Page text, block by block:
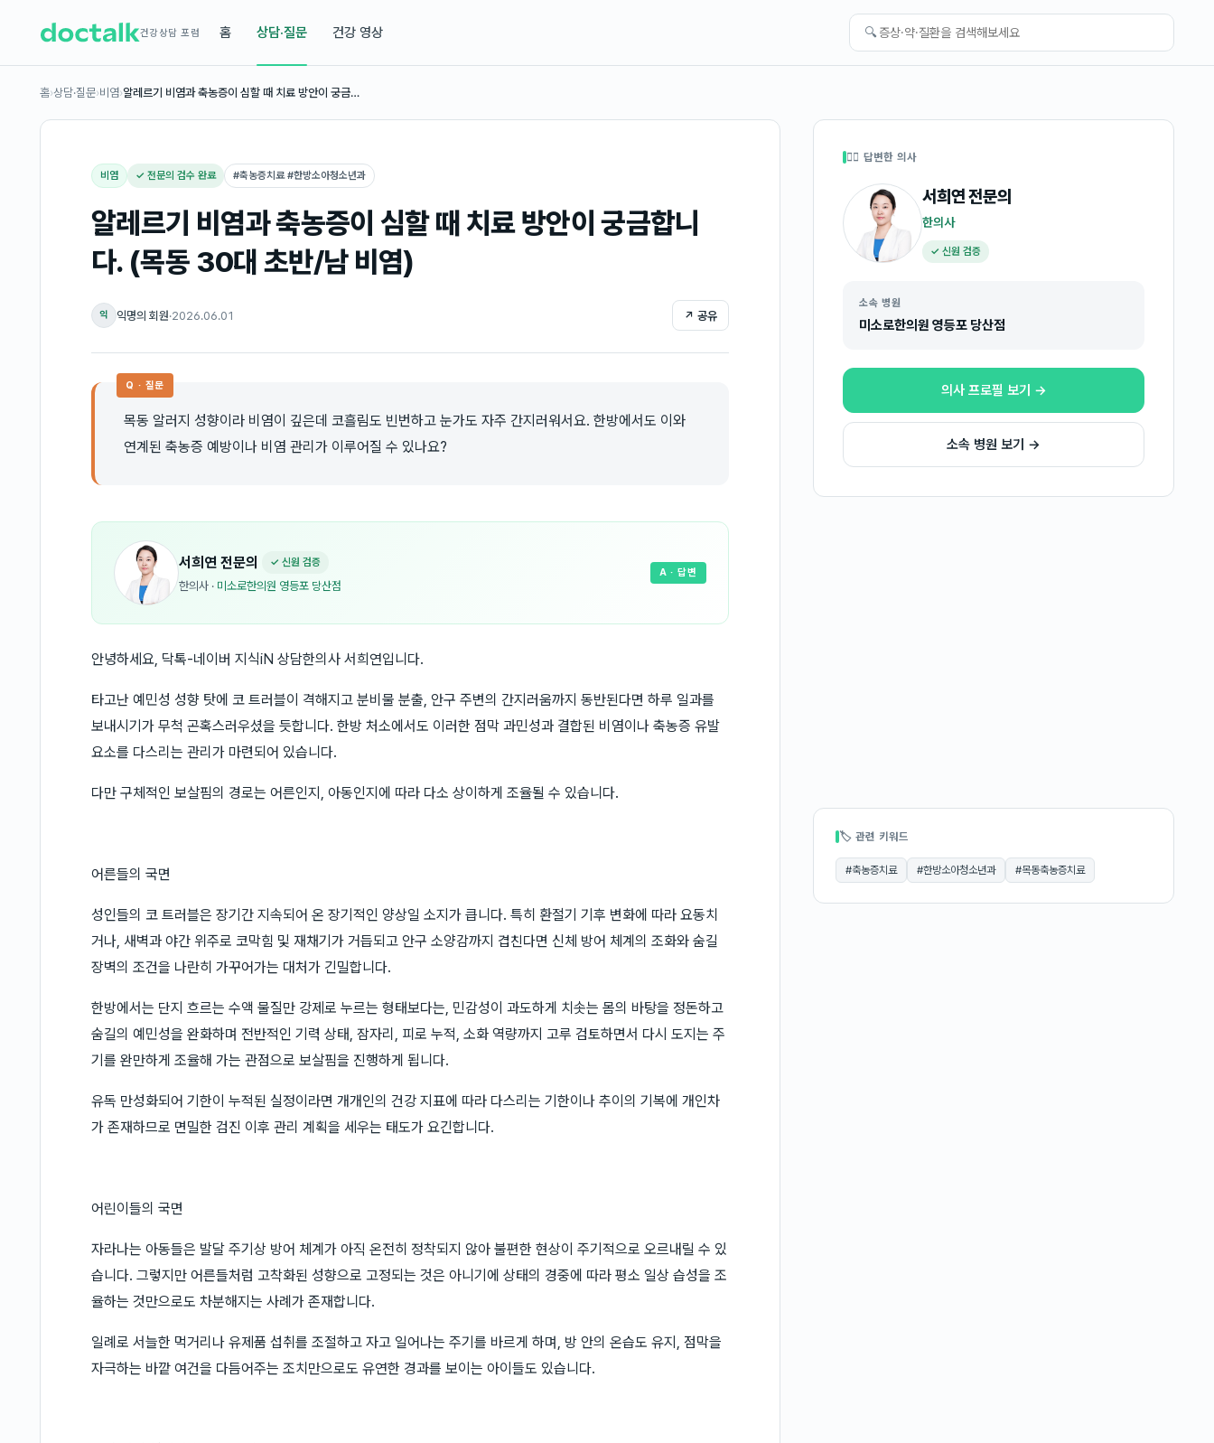
건강상담 포럼 홈 상담·질문 건강 영상 🔍
홈›상담·질문›비염›알레르기 비염과 축농증이 심할 때 치료 방안이 궁금…
비염 ✓ 전문의 검수 완료 #축농증치료 #한방소아청소년과
알레르기 비염과 축농증이 심할 때 치료 방안이 궁금합니
다. (목동 30대 초반/남 비염)
익 익명의 회원·2026.06.01 ↗ 공유
Q · 질문
목동 알러지 성향이라 비염이 깊은데 코흘림도 빈번하고 눈가도 자주 간지러워서요. 한방에서도 이와
연계된 축농증 예방이나 비염 관리가 이루어질 수 있나요?
서희연 전문의 ✓ 신원 검증
한의사 · 미소로한의원 영등포 당산점
A · 답변
안녕하세요, 닥톡-네이버 지식iN 상담한의사 서희연입니다.
타고난 예민성 성향 탓에 코 트러블이 격해지고 분비물 분출, 안구 주변의 간지러움까지 동반된다면 하루 일과를
보내시기가 무척 곤혹스러우셨을 듯합니다. 한방 처소에서도 이러한 점막 과민성과 결합된 비염이나 축농증 유발
요소를 다스리는 관리가 마련되어 있습니다.
다만 구체적인 보살핌의 경로는 어른인지, 아동인지에 따라 다소 상이하게 조율될 수 있습니다.
어른들의 국면
성인들의 코 트러블은 장기간 지속되어 온 장기적인 양상일 소지가 큽니다. 특히 환절기 기후 변화에 따라 요동치
거나, 새벽과 야간 위주로 코막힘 및 재채기가 거듭되고 안구 소양감까지 겹친다면 신체 방어 체계의 조화와 숨길
장벽의 조건을 나란히 가꾸어가는 대처가 긴밀합니다.
한방에서는 단지 흐르는 수액 물질만 강제로 누르는 형태보다는, 민감성이 과도하게 치솟는 몸의 바탕을 정돈하고
숨길의 예민성을 완화하며 전반적인 기력 상태, 잠자리, 피로 누적, 소화 역량까지 고루 검토하면서 다시 도지는 주
기를 완만하게 조율해 가는 관점으로 보살핌을 진행하게 됩니다.
유독 만성화되어 기한이 누적된 실정이라면 개개인의 건강 지표에 따라 다스리는 기한이나 추이의 기복에 개인차
가 존재하므로 면밀한 검진 이후 관리 계획을 세우는 태도가 요긴합니다.
어린이들의 국면
자라나는 아동들은 발달 주기상 방어 체계가 아직 온전히 정착되지 않아 불편한 현상이 주기적으로 오르내릴 수 있
습니다. 그렇지만 어른들처럼 고착화된 성향으로 고정되는 것은 아니기에 상태의 경중에 따라 평소 일상 습성을 조
율하는 것만으로도 차분해지는 사례가 존재합니다.
일례로 서늘한 먹거리나 유제품 섭취를 조절하고 자고 일어나는 주기를 바르게 하며, 방 안의 온습도 유지, 점막을
자극하는 바깥 여건을 다듬어주는 조치만으로도 유연한 경과를 보이는 아이들도 있습니다.
👩‍⚕️ 답변한 의사
서희연전문의
한의사
✓ 신원 검증
소속 병원
미소로한의원 영등포 당산점
의사 프로필 보기 →
소속 병원 보기 →
🏷 관련 키워드
#축농증치료 #한방소아청소년과 #목동축농증치료